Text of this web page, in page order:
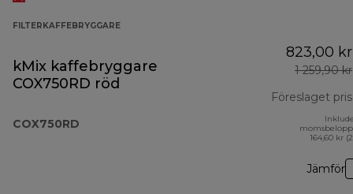
FILTERKAFFEBRYGGARE
kMix kaffebryggare
COX750RD röd
COX750RD
823,00 kr
1 259,90 kr
Föreslaget pris
164,60 kr
Jämför